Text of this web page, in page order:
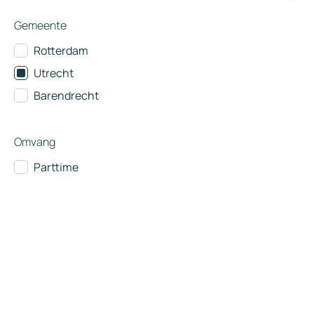
Gemeente
Rotterdam
Utrecht
Barendrecht
Omvang
Parttime